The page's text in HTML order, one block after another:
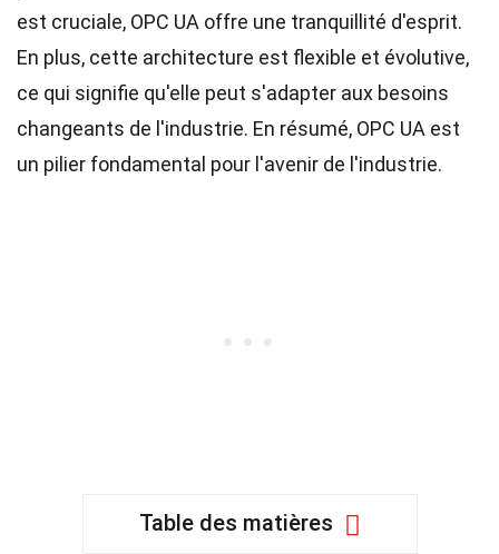
est cruciale, OPC UA offre une tranquillité d'esprit.
En plus, cette architecture est flexible et évolutive,
ce qui signifie qu'elle peut s'adapter aux besoins
changeants de l'industrie. En résumé, OPC UA est
un pilier fondamental pour l'avenir de l'industrie.
Table des matières